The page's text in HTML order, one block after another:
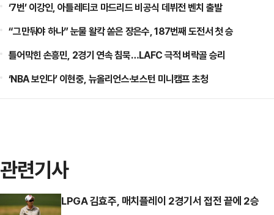
‘7번’ 이강인, 아틀레티코 마드리드 비공식 데뷔전 벤치 출발
“그만둬야 하나” 눈물 왈칵 쏟은 장은수, 187번째 도전서 첫 승
틀어막힌 손흥민, 2경기 연속 침묵…LAFC 극적 벼락골 승리
‘NBA 보인다’ 이현중, 뉴올리언스·보스턴 미니캠프 초청
관련기사
LPGA 김효주, 매치플레이 2경기서 접전 끝에 2승